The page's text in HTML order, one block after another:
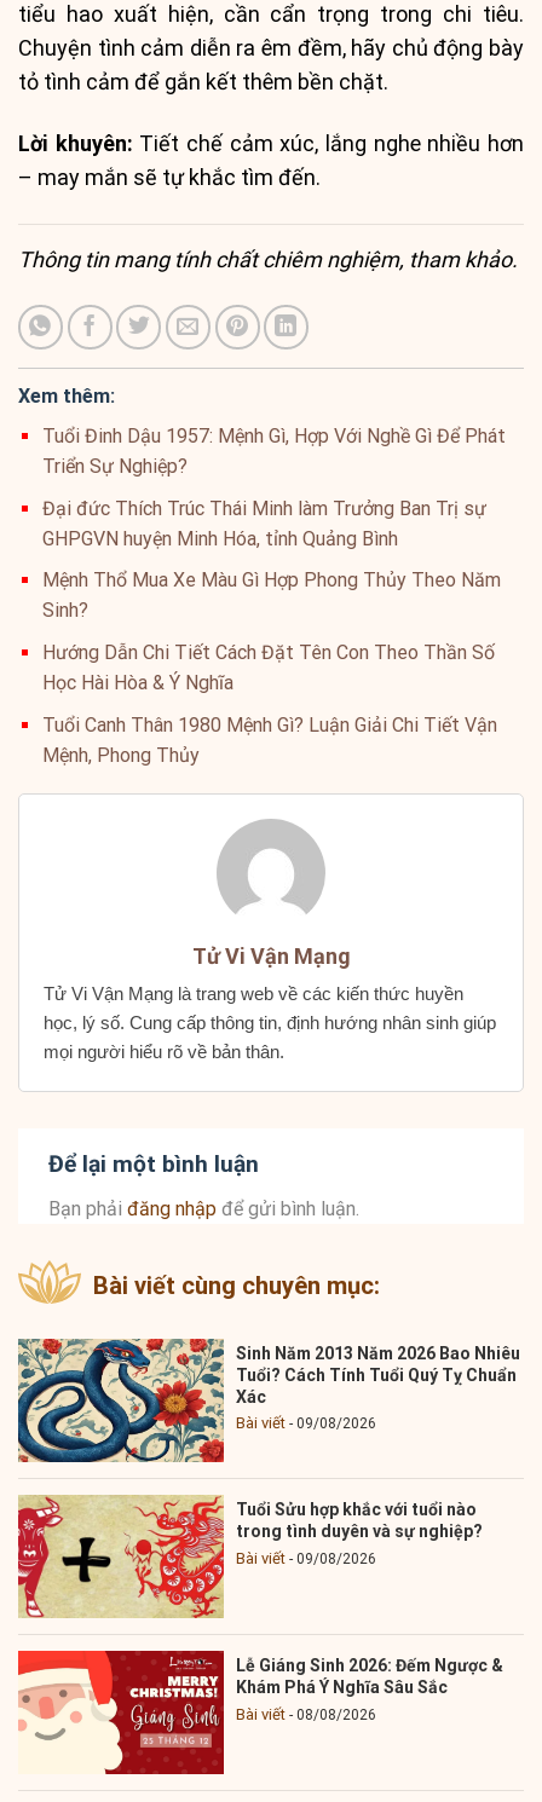
tiểu hao xuất hiện, cần cẩn trọng trong chi tiêu.
Chuyện tình cảm diễn ra êm đềm, hãy chủ động bày
tỏ tình cảm để gắn kết thêm bền chặt.
Lời khuyên: Tiết chế cảm xúc, lắng nghe nhiều hơn
– may mắn sẽ tự khắc tìm đến.
Thông tin mang tính chất chiêm nghiệm, tham khảo.
Xem thêm:
Tuổi Đinh Dậu 1957: Mệnh Gì, Hợp Với Nghề Gì Để Phát
Triển Sự Nghiệp?
Đại đức Thích Trúc Thái Minh làm Trưởng Ban Trị sự
GHPGVN huyện Minh Hóa, tỉnh Quảng Bình
Mệnh Thổ Mua Xe Màu Gì Hợp Phong Thủy Theo Năm
Sinh?
Hướng Dẫn Chi Tiết Cách Đặt Tên Con Theo Thần Số
Học Hài Hòa & Ý Nghĩa
Tuổi Canh Thân 1980 Mệnh Gì? Luận Giải Chi Tiết Vận
Mệnh, Phong Thủy
Tử Vi Vận Mạng
Tử Vi Vận Mạng là trang web về các kiến thức huyền
học, lý số. Cung cấp thông tin, định hướng nhân sinh giúp
mọi người hiểu rõ về bản thân.
Để lại một bình luận
Bạn phải đăng nhập để gửi bình luận.
Bài viết cùng chuyên mục:
Sinh Năm 2013 Năm 2026 Bao Nhiêu
Tuổi? Cách Tính Tuổi Quý Tỵ Chuẩn
Xác
Bài viết 09/08/2026
Tuổi Sửu hợp khắc với tuổi nào
trong tình duyên và sự nghiệp?
Bài viết 09/08/2026
Lễ Giáng Sinh 2026: Đếm Ngược &
Khám Phá Ý Nghĩa Sâu Sắc
Bài viết 08/08/2026